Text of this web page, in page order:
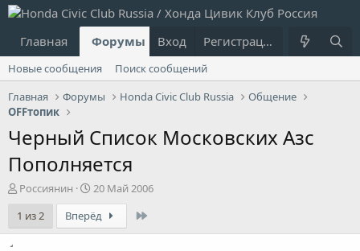
Главная Форумы Что нового?
Вход Регистрация
Новые сообщения
Поиск сообщений
Главная
Форумы Honda Civic Club Russia
Общение
OFFтопик
Черный Список Московских Азс
Пополняется
А
т
о
Россиянин
Д
а
т
а
20 Май 2006
1 из 2
Вперёд